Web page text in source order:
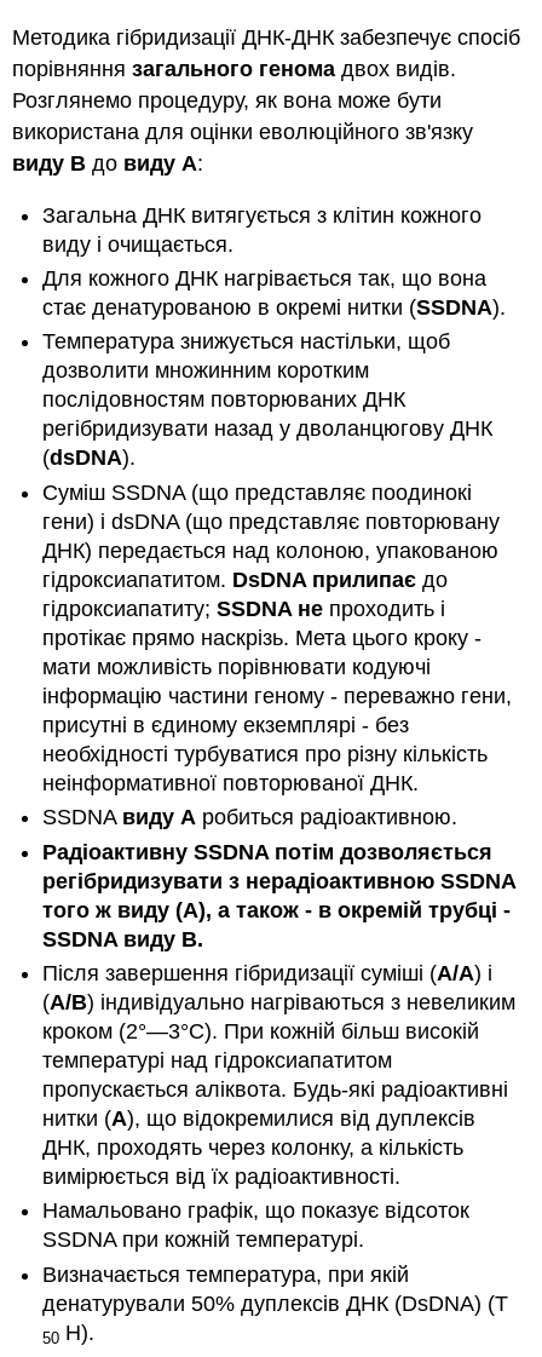
Методика гібридизації ДНК-ДНК забезпечує спосіб
порівняннязагального генома двох видів.
Розглянемо процедуру, як вона може бути
використана для оцінки еволюційного зв'язку
виду B до виду A:
Загальна ДНК витягується з клітин кожного
виду і очищається.
Для кожного ДНК нагрівається так, що вона
стає денатурованою в окремі нитки (SSDNA).
Температура знижується настільки, щоб
дозволити множинним коротким
послідовностям повторюваних ДНК
регібридизувати назад у дволанцюгову ДНК
(dsDNA).
Суміш SSDNA (що представляє поодинокі
гени) і dsDNA (що представляє повторювану
ДНК) передається над колоною, упакованою
гідроксиапатитом. DsDNA прилипає до
гідроксиапатиту;SSDNA не проходить і
протікає прямо наскрізь. Мета цього кроку -
мати можливість порівнювати кодуючі
інформацію частини геному - переважно гени,
присутні в єдиному екземплярі - без
необхідності турбуватися про різну кількість
неінформативної повторюваної ДНК.
SSDNA виду А робиться радіоактивною.
Радіоактивну SSDNA потім дозволяється
регібридизувати з нерадіоактивною SSDNA
того ж виду (А), а також - в окремій трубці -
SSDNA виду B.
Після завершення гібридизації суміші (A/A) і
(A/B) індивідуально нагріваються з невеликим
кроком (2°—3°C). При кожній більш високій
температурі над гідроксиапатитом
пропускається аліквота. Будь-які радіоактивні
нитки (А), що відокремилися від дуплексів
ДНК, проходять через колонку, а кількість
вимірюється від їх радіоактивності.
Намальовано графік, що показує відсоток
SSDNA при кожній температурі.
Визначається температура, при якій
денатурували 50% дуплексів ДНК (DsDNA) (T
50 H).